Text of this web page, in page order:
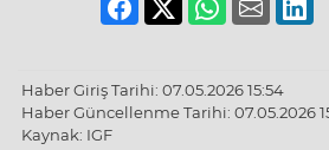
Haber Giriş Tarihi: 07.05.2026 15:54
Haber Güncellenme Tarihi: 07.05.2026
Kaynak: IGF